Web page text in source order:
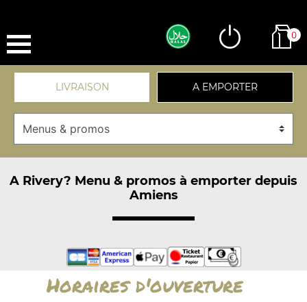
0
LIVRAISON A EMPORTER
A Rivery? Menu & promos à emporter depuis
Amiens
Horaires d'ouverture